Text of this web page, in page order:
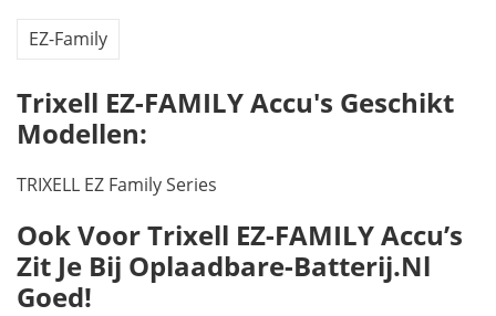
EZ-Family
Trixell EZ-FAMILY Accu's Geschikt
Modellen:
TRIXELL EZ Family Series
Ook Voor Trixell EZ-FAMILY Accu’s
Zit Je Bij Oplaadbare-Batterij.nl
Goed!